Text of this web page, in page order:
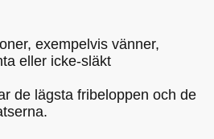
exempelvis vänner,
eller icke-släkt
de lägsta fribeloppen och de